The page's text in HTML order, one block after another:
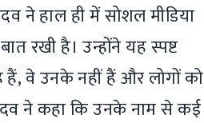
ने हाल ही में सोशल मीडिया
रखी है। उन्होंने यह स्पष्ट
वे उनके नहीं हैं और लोगों को
ने कहा कि उनके नाम से कई